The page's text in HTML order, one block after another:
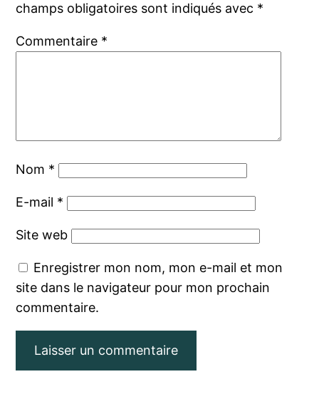
champs obligatoires sont indiqués avec *
Commentaire *
Nom *
E-mail *
Site web
Enregistrer mon nom, mon e-mail et mon
site dans le navigateur pour mon prochain
commentaire.